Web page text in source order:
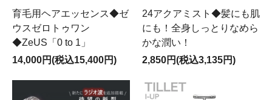
育毛用ヘアエッセンス◆ゼ
ウスゼロトゥワン
◆ZeUS「0 to 1」
14,000円(税込15,400円)
24アクアミスト◆髪にも肌
にも！全身しっとりなめら
かな潤い！
2,850円(税込3,135円)